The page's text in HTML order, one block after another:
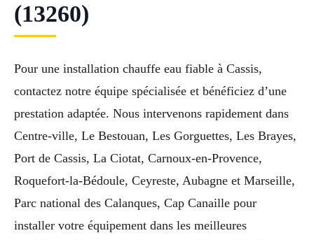
(13260)
Pour une installation chauffe eau fiable à Cassis,
contactez notre équipe spécialisée et bénéficiez d’une
prestation adaptée. Nous intervenons rapidement dans
Centre-ville, Le Bestouan, Les Gorguettes, Les Brayes,
Port de Cassis, La Ciotat, Carnoux-en-Provence,
Roquefort-la-Bédoule, Ceyreste, Aubagne et Marseille,
Parc national des Calanques, Cap Canaille pour
installer votre équipement dans les meilleures